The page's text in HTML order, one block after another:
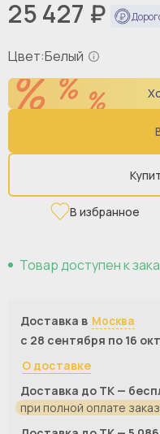
25 427 ₽
Цвет:Белый
В избранное
Товар доступен к
Доставка в Москва
с 28 сентября по 16
О доставке
Доставка до ТК —
при полной оплате